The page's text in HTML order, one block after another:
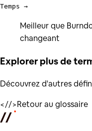
Meilleur que
changeant
Explorer plus de
Découvrez d'autres
<//>Retour au glossaire